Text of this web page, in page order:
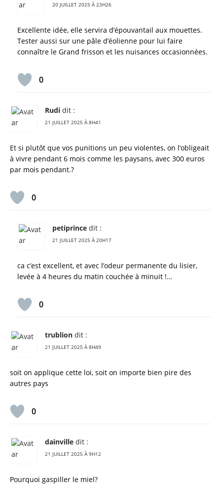
20 JUILLET 2025 À 23H26
Excellente idée, elle servira d’épouvantail aux mouettes.
Tester aussi sur une pâle d’éolienne pour lui faire
connaître le Grand frisson et les nuisances occasionnées.
0
Rudi dit :
21 JUILLET 2025 À 8H41
Et si plutôt que vos punitions un peu violentes, on l’obligeait
à vivre pendant 6 mois comme les paysans, avec 300 euros
par mois pendant.?
0
petiprince dit :
21 JUILLET 2025 À 20H17
ca c’est excellent, et avec l’odeur permanente du lisier,
levée à 4 heures du matin couchée à minuit !…
0
trublion dit :
21 JUILLET 2025 À 8H49
soit on applique cette loi, soit on importe bien pire des
autres pays
0
dainville dit :
21 JUILLET 2025 À 9H12
Pourquoi gaspiller le miel?